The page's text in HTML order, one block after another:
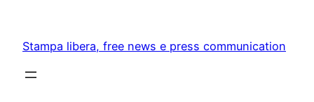
content
Stampa libera, free news e press communication